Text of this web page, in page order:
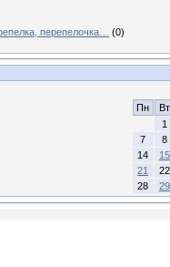
перепелочка… (0)
Пн
Вт
1
7
8
14
15
21
22
28
29